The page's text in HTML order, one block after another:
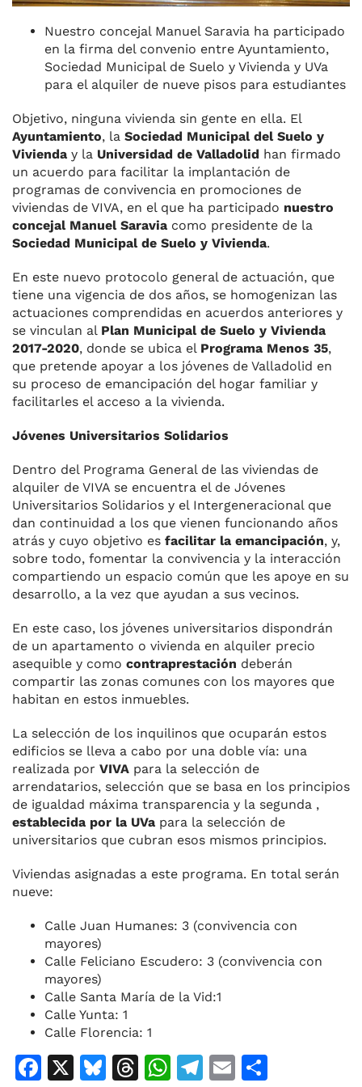
Nuestro concejal Manuel Saravia ha participado
en la firma del convenio entre Ayuntamiento,
Sociedad Municipal de Suelo y Vivienda y UVa
para el alquiler de nueve pisos para estudiantes
Objetivo, ninguna vivienda sin gente en ella. El
Ayuntamiento, la Sociedad Municipal del Suelo y
Vivienda y la Universidad de Valladolid han firmado
un acuerdo para facilitar la implantación de
programas de convivencia en promociones de
viviendas de VIVA, en el que ha participado nuestro
concejal Manuel Saravia como presidente de la
Sociedad Municipal de Suelo y Vivienda.
En este nuevo protocolo general de actuación, que
tiene una vigencia de dos años, se homogenizan las
actuaciones comprendidas en acuerdos anteriores y
se vinculan al Plan Municipal de Suelo y Vivienda
2017-2020, donde se ubica el Programa Menos 35,
que pretende apoyar a los jóvenes de Valladolid en
su proceso de emancipación del hogar familiar y
facilitarles el acceso a la vivienda.
Jóvenes Universitarios Solidarios
Dentro del Programa General de las viviendas de
alquiler de VIVA se encuentra el de Jóvenes
Universitarios Solidarios y el Intergeneracional que
dan continuidad a los que vienen funcionando años
atrás y cuyo objetivo es facilitar la emancipación, y,
sobre todo, fomentar la convivencia y la interacción
compartiendo un espacio común que les apoye en su
desarrollo, a la vez que ayudan a sus vecinos.
En este caso, los jóvenes universitarios dispondrán
de un apartamento o vivienda en alquiler precio
asequible y como contraprestación deberán
compartir las zonas comunes con los mayores que
habitan en estos inmuebles.
La selección de los inquilinos que ocuparán estos
edificios se lleva a cabo por una doble vía: una
realizada por VIVA para la selección de
arrendatarios, selección que se basa en los principios
de igualdad máxima transparencia y la segunda ,
establecida por la UVa para la selección de
universitarios que cubran esos mismos principios.
Viviendas asignadas a este programa. En total serán
nueve:
Calle Juan Humanes: 3 (convivencia con
mayores)
Calle Feliciano Escudero: 3 (convivencia con
mayores)
Calle Santa María de la Vid:1
Calle Yunta: 1
Calle Florencia: 1
F
X
Bl T
W T
E